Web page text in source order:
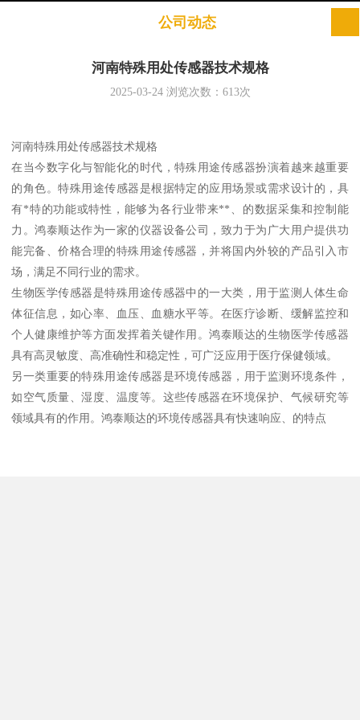
公司动态
河南特殊用处传感器技术规格
2025-03-24浏览次数： 613次
河南特殊用处传感器技术规格
在当今数字化与智能化的时代，特殊用途传感器扮演着越来越重要
的角色。特殊用途传感器是根据特定的应用场景或需求设计的，具
有*特的功能或特性，能够为各行业带来**、的数据采集和控制能
力。鸿泰顺达作为一家的仪器设备公司，致力于为广大用户提供功
能完备、价格合理的特殊用途传感器，并将国内外较的产品引入市
场，满足不同行业的需求。
生物医学传感器是特殊用途传感器中的一大类，用于监测人体生命
体征信息，如心率、血压、血糖水平等。在医疗诊断、缓解监控和
个人健康维护等方面发挥着关键作用。鸿泰顺达的生物医学传感器
具有高灵敏度、高准确性和稳定性，可广泛应用于医疗保健领域。
另一类重要的特殊用途传感器是环境传感器，用于监测环境条件，
如空气质量、湿度、温度等。这些传感器在环境保护、气候研究等
领域具有的作用。鸿泰顺达的环境传感器具有快速响应、的特点